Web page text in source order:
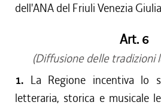
dell'ANA del Friuli Venezia
Art. 6
(Diffusione delle tradizioni
1. La Regione incentiva lo
letteraria, storica e musicale